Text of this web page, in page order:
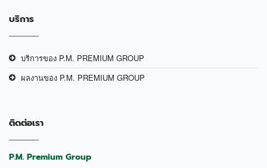
บริการ
บริการของ P.M. PREMIUM GROUP
ผลงานของ P.M. PREMIUM GROUP
ติดต่อเรา
P.M. Premium Group